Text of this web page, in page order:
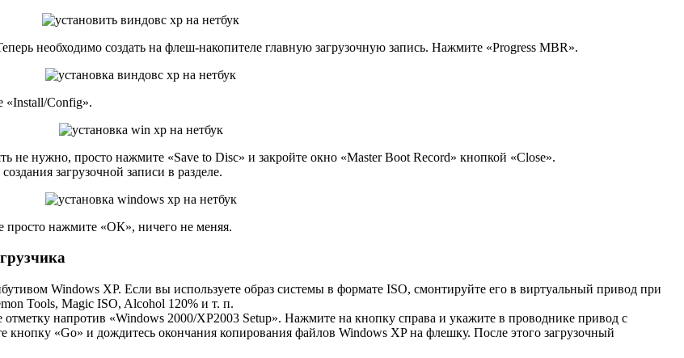
необходимо создать на флеш-накопителе главную загрузочную запись. Нажмите «Progress MBR».
«Install/Config».
не нужно, просто нажмите «Save to Disc» и закройте окно «Master Boot Record» кнопкой «Close».
загрузочной записи в разделе.
нажмите «ОК», ничего не меняя.
Windows XP. Если вы используете образ системы в формате ISO, смонтируйте его в виртуальный привод при
Tools, Magic ISO, Alcohol 120% и т. п.
напротив «Windows 2000/XP2003 Setup». Нажмите на кнопку справа и укажите в проводнике привод с
«Go» и дождитесь окончания копирования файлов Windows XP на флешку. После этого загрузочный